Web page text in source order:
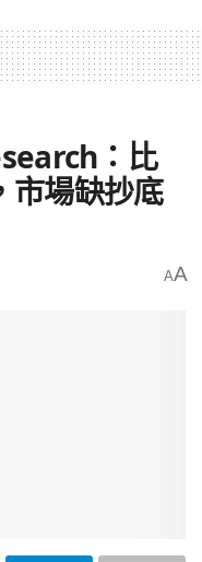
：比
市場缺抄底
AA